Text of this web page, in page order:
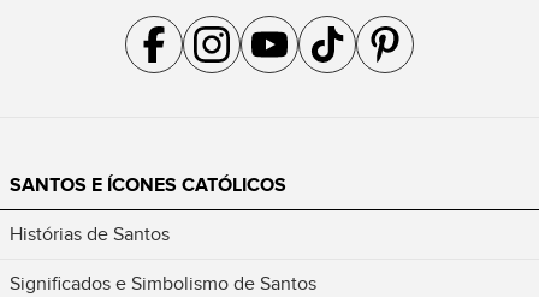
Acompanhe a gente no Facebook
Acompanhe a gente no Instagram
Acompanhe a gente no YouTube
Acompanhe a gente no TikTok
Acompanhe a gente no
SANTOS E ÍCONES CATÓLICOS
Histórias de Santos
Significados e Simbolismo de Santos